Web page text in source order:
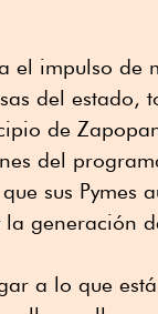
el impulso de
del estado,
de
del
sus Pymes
la generación
a lo que